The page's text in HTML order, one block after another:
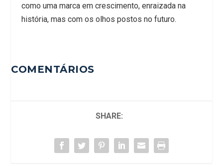
como uma marca em crescimento, enraizada na
história, mas com os olhos postos no futuro.
COMENTÁRIOS
SHARE: